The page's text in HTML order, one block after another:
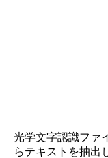
光学文字認識ファ
らテキストを抽出